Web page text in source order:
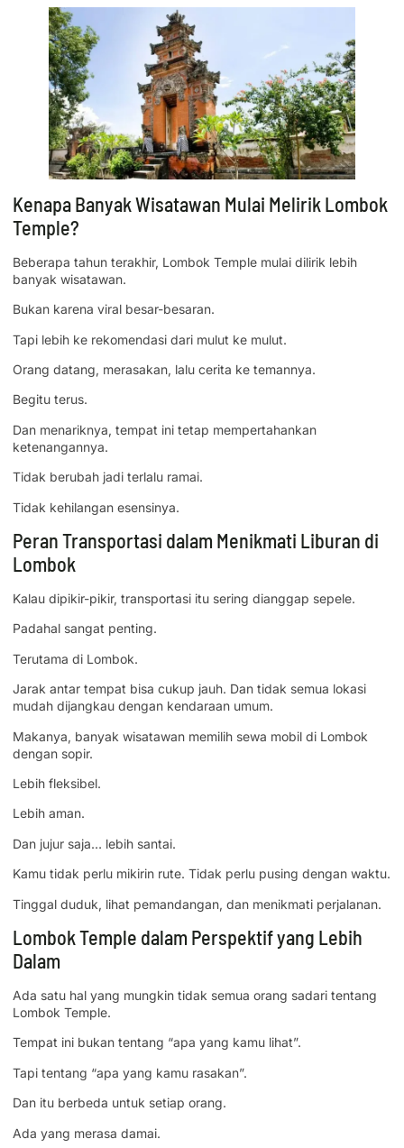
Kenapa Banyak Wisatawan Mulai Melirik Lombok
Temple?
Beberapa tahun terakhir, Lombok Temple mulai dilirik lebih
banyak wisatawan.
Bukan karena viral besar-besaran.
Tapi lebih ke rekomendasi dari mulut ke mulut.
Orang datang, merasakan, lalu cerita ke temannya.
Begitu terus.
Dan menariknya, tempat ini tetap mempertahankan
ketenangannya.
Tidak berubah jadi terlalu ramai.
Tidak kehilangan esensinya.
Peran Transportasi dalam Menikmati Liburan di
Lombok
Kalau dipikir-pikir, transportasi itu sering dianggap sepele.
Padahal sangat penting.
Terutama di Lombok.
Jarak antar tempat bisa cukup jauh. Dan tidak semua lokasi
mudah dijangkau dengan kendaraan umum.
Makanya, banyak wisatawan memilih sewa mobil di Lombok
dengan sopir.
Lebih fleksibel.
Lebih aman.
Dan jujur saja… lebih santai.
Kamu tidak perlu mikirin rute. Tidak perlu pusing dengan waktu.
Tinggal duduk, lihat pemandangan, dan menikmati perjalanan.
Lombok Temple dalam Perspektif yang Lebih
Dalam
Ada satu hal yang mungkin tidak semua orang sadari tentang
Lombok Temple.
Tempat ini bukan tentang “apa yang kamu lihat”.
Tapi tentang “apa yang kamu rasakan”.
Dan itu berbeda untuk setiap orang.
Ada yang merasa damai.